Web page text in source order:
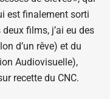
est finalement sorti
films, j’ai eu des
d’un rêve) et du
Audiovisuelle),
recette du CNC.